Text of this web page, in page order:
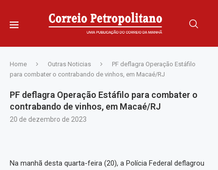
Home Outras Noticias
PF deflagra Operação Estáfilo
para combater o contrabando de vinhos, em Macaé/RJ
PF deflagra Operação Estáfilo para combater o
contrabando de vinhos, em Macaé/RJ
20 de dezembro de 2023
Na manhã desta quarta-feira (20), a Polícia Federal deflagrou